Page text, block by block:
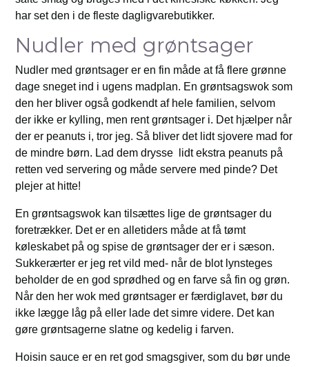
har set den i de fleste dagligvarebutikker.
Nudler med grøntsager
Nudler med grøntsager er en fin måde at få flere grønne
dage sneget ind i ugens madplan. En grøntsagswok som
den her bliver også godkendt af hele familien, selvom
der ikke er kylling, men rent grøntsager i. Det hjælper når
der er peanuts i, tror jeg. Så bliver det lidt sjovere mad for
de mindre børn. Lad dem drysse lidt ekstra peanuts på
retten ved servering og måde servere med pinde? Det
plejer at hitte!
En grøntsagswok kan tilsættes lige de grøntsager du
foretrækker. Det er en alletiders måde at få tømt
køleskabet på og spise de grøntsager der er i sæson.
Sukkerærter er jeg ret vild med- når de blot lynsteges
beholder de en god sprødhed og en farve så fin og grøn.
Når den her wok med grøntsager er færdiglavet, bør du
ikke lægge låg på eller lade det simre videre. Det kan
gøre grøntsagerne slatne og kedelig i farven.
Hoisin sauce er en ret god smagsgiver, som du bør unde